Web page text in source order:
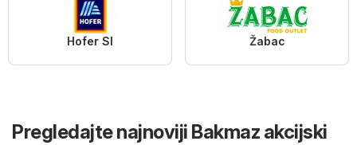
Hofer SI Žabac
Pregledajte najnoviji Bakmaz akcijski